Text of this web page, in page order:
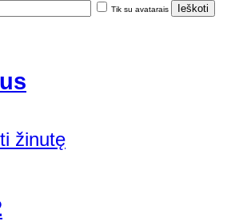
Tik su avatarais
žinutę